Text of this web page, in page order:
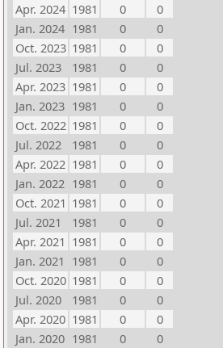
Apr. 2024 1981 0
0
Jan. 2024 1981 0
0
Oct. 2023 1981 0
0
Jul. 2023
1981 0
0
Apr. 2023 1981 0
0
Jan. 2023 1981 0
0
Oct. 2022 1981 0
0
Jul. 2022
1981 0
0
Apr. 2022 1981 0
0
Jan. 2022 1981 0
0
Oct. 2021 1981 0
0
Jul. 2021
1981 0
0
Apr. 2021 1981 0
0
Jan. 2021 1981 0
0
Oct. 2020 1981 0
0
Jul. 2020
1981 0
0
Apr. 2020 1981 0
0
Jan. 2020 1981 0
0